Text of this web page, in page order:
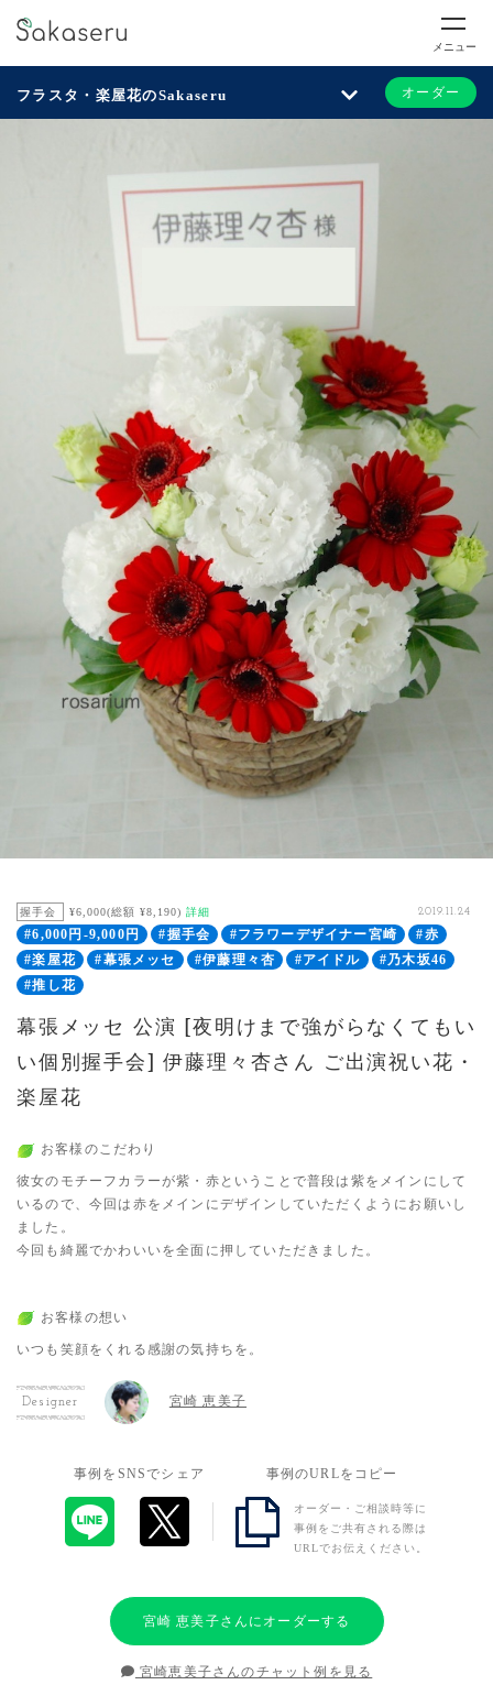
メニュー
フラスタ・楽屋花のSakaseru オーダー
握手会 ¥6,000(総額 ¥8,190) 詳細 2019.11.24
#6,000円-9,000円 #握手会 #フラワーデザイナー宮崎
#赤
#楽屋花
#幕張メッセ #伊藤理々杏 #アイドル
#乃木坂46
#推し花
幕張メッセ 公演 [夜明けまで強がらなくてもい
い個別握手会] 伊藤理々杏さん ご出演祝い花・
楽屋花
お客様のこだわり
彼女のモチーフカラーが紫・赤ということで普段は紫をメインにして
いるので、今回は赤をメインにデザインしていただくようにお願いし
ました。
今回も綺麗でかわいいを全面に押していただきました。
お客様の想い
いつも笑顔をくれる感謝の気持ちを。
Designer 宮崎 恵美子
事例をSNSでシェア 事例のURLをコピー
オーダー・ご相談時等に
事例をご共有される際は
URLでお伝えください。
宮崎 恵美子さんにオーダーする
宮崎恵美子さんのチャット例を見る